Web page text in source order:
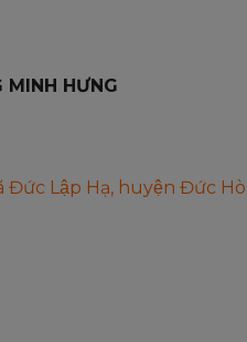
MINH HƯNG
Đức Lập Hạ, huyện Đức